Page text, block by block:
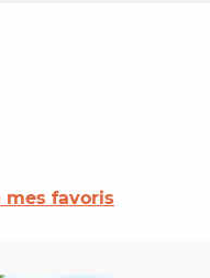
mes favoris